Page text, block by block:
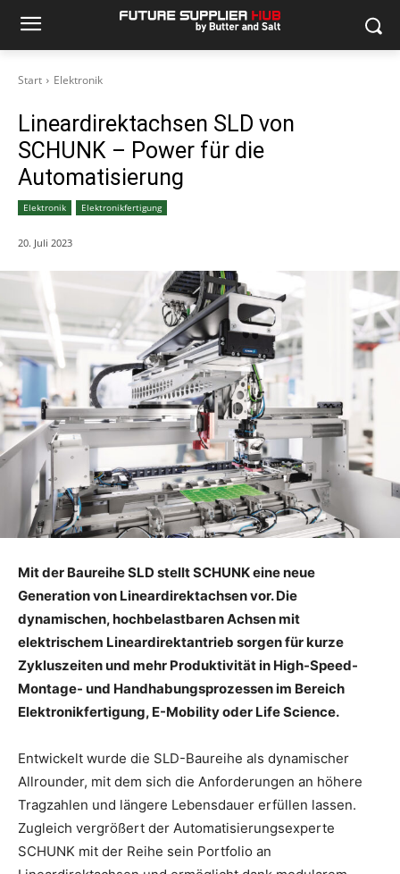
Start Elektronik
Lineardirektachsen SLD von
SCHUNK – Power für die
Automatisierung
Elektronik Elektronikfertigung
20. Juli 2023
Mit der Baureihe SLD stellt SCHUNK eine neue
Generationvon Lineardirektachsen vor. Die
dynamischen, hochbelastbaren Achsen mit
elektrischem Lineardirektantrieb sorgen für kurze
Zykluszeiten und mehr Produktivität in High-Speed-
Montage- und Handhabungsprozessen im Bereich
Elektronikfertigung, E-Mobility oder Life Science.
Entwickelt wurde die SLD-Baureihe als dynamischer
Allrounder, mit dem sich die Anforderungen an höhere
Tragzahlen und längere Lebensdauer erfüllen lassen.
Zugleich vergrößert der Automatisierungsexperte
SCHUNK mit der Reihe sein Portfolio an